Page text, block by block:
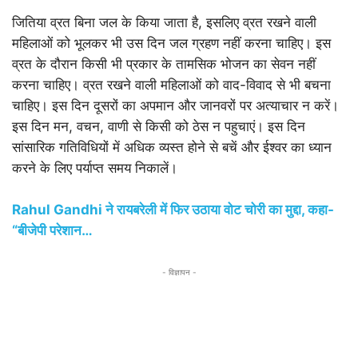
जितिया व्रत बिना जल के किया जाता है, इसलिए व्रत रखने वाली
महिलाओं को भूलकर भी उस दिन जल ग्रहण नहीं करना चाहिए। इस
व्रत के दौरान किसी भी प्रकार के तामसिक भोजन का सेवन नहीं
करना चाहिए। व्रत रखने वाली महिलाओं को वाद-विवाद से भी बचना
चाहिए। इस दिन दूसरों का अपमान और जानवरों पर अत्याचार न करें।
इस दिन मन, वचन, वाणी से किसी को ठेस न पहुचाएं। इस दिन
सांसारिक गतिविधियों में अधिक व्यस्त होने से बचें और ईश्वर का ध्यान
करने के लिए पर्याप्त समय निकालें।
Rahul Gandhi ने रायबरेली में फिर उठाया वोट चोरी का मुद्दा, कहा-
“बीजेपी परेशान…
- विज्ञापन -